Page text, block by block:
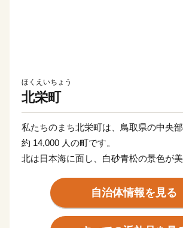
ほくえいちょう
北栄町
私たちのまち北栄町は、鳥取県の中央
約 14,000 人の町です。
北は日本海に面し、白砂青松の景色が
り、豊かな自然に囲まれています。
この豊かな自然環境を生かし、スイカ
ょう、長芋などさまざまな魅力ある農
自治体情報を見る